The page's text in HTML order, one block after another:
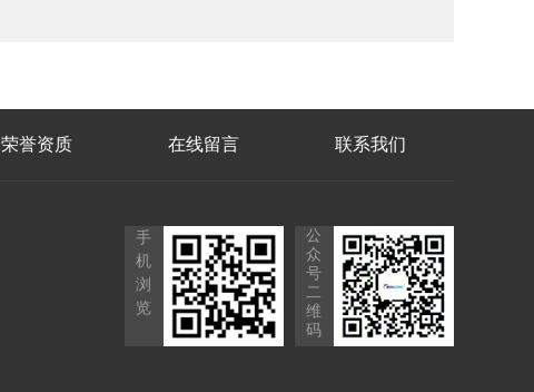
荣誉资质 在线留言 联系我们
手
机
浏
览
公
众
号
二
维
码